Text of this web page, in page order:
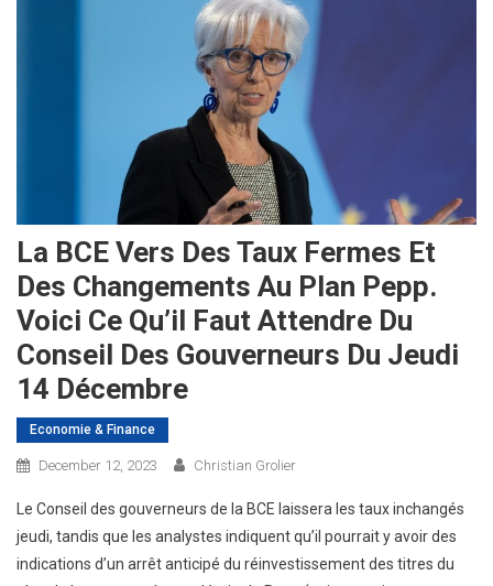
La BCE Vers Des Taux Fermes Et
Des Changements Au Plan Pepp.
Voici Ce Qu’il Faut Attendre Du
Conseil Des Gouverneurs Du Jeudi
14 Décembre
Economie & Finance
December 12, 2023 Christian Grolier
Le Conseil des gouverneurs de la BCE laissera les taux inchangés
jeudi, tandis que les analystes indiquent qu’il pourrait y avoir des
indications d’un arrêt anticipé du réinvestissement des titres du